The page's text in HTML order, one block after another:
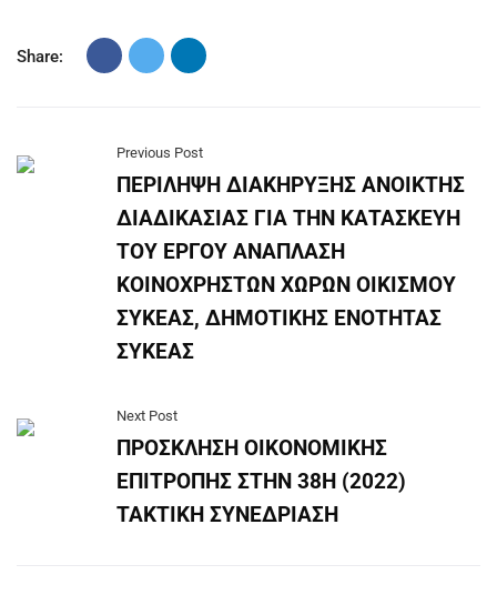
Share:
Previous Post
ΠΕΡΙΛΗΨΗ ΔΙΑΚΗΡΥΞΗΣ ΑΝΟΙΚΤΗΣ
ΔΙΑΔΙΚΑΣΙΑΣ ΓΙΑ ΤΗΝ ΚΑΤΑΣΚΕΥΗ
ΤΟΥ ΕΡΓΟΥ ΑΝΑΠΛΑΣΗ
ΚΟΙΝΟΧΡΗΣΤΩΝ ΧΩΡΩΝ ΟΙΚΙΣΜΟΥ
ΣΥΚΕΑΣ, ΔΗΜΟΤΙΚΗΣ ΕΝΟΤΗΤΑΣ
ΣΥΚΕΑΣ
Next Post
ΠΡΟΣΚΛΗΣΗ ΟΙΚΟΝΟΜΙΚΗΣ
ΕΠΙΤΡΟΠΗΣ ΣΤΗΝ 38Η (2022)
ΤΑΚΤΙΚΗ ΣΥΝΕΔΡΙΑΣΗ